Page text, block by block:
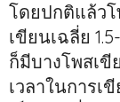
โดยปกติแล้ว
เขียนเฉลี่ย
ก็มีบางโพสเขี
เวลาในการ